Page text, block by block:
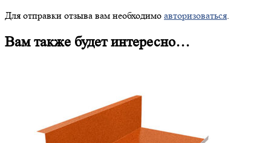
Для отправки отзыва вам необходимо авторизоваться
Вам также будет интересно…